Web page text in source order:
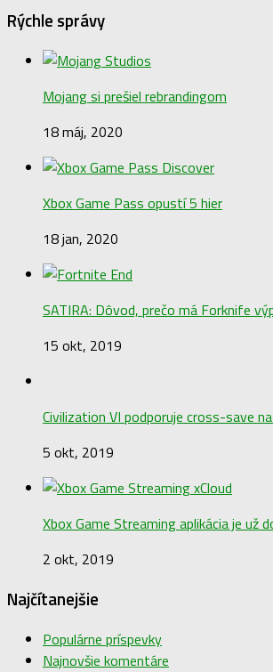
Rýchle správy
Mojang si prešiel rebrandingom
18 máj, 2020
Xbox Game Pass opustí 5 hier
18 jan, 2020
SATIRA: Dôvod, prečo má Forknife
15 okt, 2019
Civilization VI podporuje cross-save
5 okt, 2019
Xbox Game Streaming aplikácia je už
2 okt, 2019
Najčítanejšie
Populárne príspevky
Najnovšie komentáre